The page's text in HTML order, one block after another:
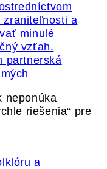
partnerská
neponúka
riešenia“ pre